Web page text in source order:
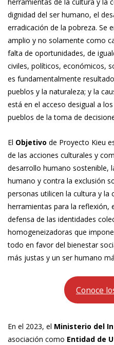
dignidad del ser humano, el
erradicación de la pobreza. Se
amplio y no solamente como
falta de oportunidades, de
civiles, políticos, económicos,
es fundamentalmente
pueblos y la naturaleza; y la
está en el acceso desigual a
pueblos de la toma de
El Objetivo de Proyecto Kieu
de las acciones culturales y
desarrollo humano sostenible,
humano y contra la exclusión
personas utilicen la cultura y la
herramientas para la reflexión,
defensa de las identidades
homogeneizadoras que
todo en favor del bienestar
más justas y un ser humano
Conoce
En el 2023, el Ministerio del
asociación como Entidad de